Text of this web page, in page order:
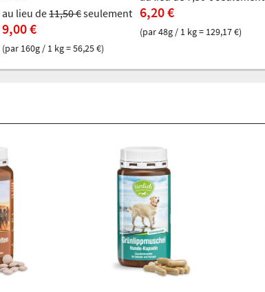
au lieu de11,50 €seulement
9,00 €
(par 160g / 1 kg = 56,25 €)
6,20 €
(par 48g / 1 kg = 129,17 €)